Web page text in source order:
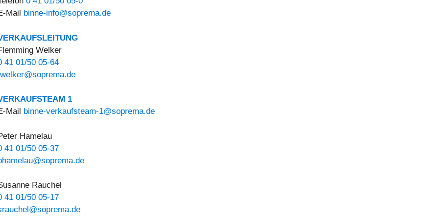
Stahltrapez
und Kies
BWA S5
Mail binne-info@soprema.de
Welker
41 01/50 05-64
1
Mail binne-verkaufsteam-1@soprema.de
Hamelau
41 01/50 05-37
Rauchel
41 01/50 05-17